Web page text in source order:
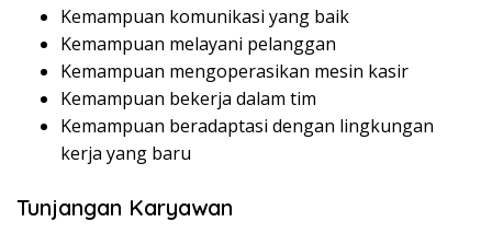
Kemampuan komunikasi yang baik
Kemampuan melayani pelanggan
Kemampuan mengoperasikan mesin kasir
Kemampuan bekerja dalam tim
Kemampuan beradaptasi dengan lingkungan
kerja yang baru
Tunjangan Karyawan